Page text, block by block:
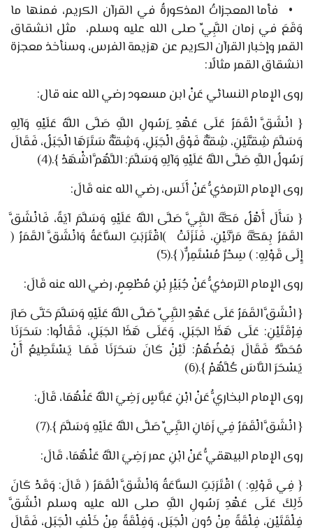
•
فأما المعجزاتُ المذكورةُ في القرآن الكريم، فمنها ما
وَقَعَ في زمان النَّبِيِّ صلى الله عليه وسلم، مثل انشقاق
القمر وإخبار القرآن الكريم عن هزيمة الفرس، وسنأخذ معجزة
انشقاق القمر مثالًا:
روى الإمام النسائي عَنْ ابن مسعودرضي الله عنه قال:
{ انْشَقَّ الْقَمَرُ عَلَى عَهْدِ ِرَسُولِ اللَّهِ صَلَّى اللَّهُ عَلَيْهِ وَآلِهِ
وَسَلَّمَ شِقَّتَيْنِ، شِقَّةٌ فَوْقَ الْجَبَلِ، وَشِقَّةٌ سَتَرَهَا الْجَبَلُ، فَقَالَ
رَسُولُ اللَّهِ صَلَّى اللَّهُ عَلَيْهِ وَآلِهِ وَسَلَّمَ: اللَّهُمَّ اشْهَدْ }
.
(4)
روى الإمام الترمذيُّ عَنْ أَنَس، رضي الله عنه قَالَ:
{ سَأَلَ أَهْلُ مَكَّةَ النَّبِيَّ صَلَّى اللَّهُ عَلَيْهِ وَسَلَّمَ آيَةً، فَانْشَقَّ
القَمَرُ بِمَكَّةَ مَرَّتَيْنِ، فَنَزَلَتْ )اقْتَرَبَتِ السَّاعَةُ وَانْشَقَّ القَمَرُ (
إِلَى قَوْلِهِ:) سِحْرٌ مُسْتَمِرٌّ(
}
.
(5)
روى الإمام الترمذيُّ عَنْ جُبَيْرِ بْنِ مُطْعِمٍ، رضي الله عنه قَالَ:
{انْشَقَّ القَمَرُ عَلَى عَهْدِ النَّبِيِّ صَلَّى اللَّهُ عَلَيْهِ وَسَلَّمَ حَتَّى صَارَ
فِرْقَتَيْنِ: عَلَى هَذَا الجَبَلِ، وَعَلَى هَذَا الجَبَلِ، فَقَالُوا: سَحَرَنَا
مُحَمَّدٌ فَقَالَ بَعْضُهُمْ: لَئِنْ كَانَ سَحَرَنَا فَمَـا يَسْتَطِيعُ أَنْ
يَسْحَرَ النَّاسَ كُلَّهُمْ }
.
(6)
روى الإمام البخاريُّ عَنْابْنِ عَبَّاسٍ رَضِيَ اللَّهُ عَنْهُمَا، قَالَ:
{انْشَقَّ الْقَمَرُ فِي زَمَانِ النَّبِيِّ صَلَّى اللَّهُ عَلَيْهِ وَسَلَّمَ }
.
(7)
روى الإمام البيهقيُّ عَنْابْنِ عمر رَضِيَ اللَّهُ عَنْهُمَا، قَالَ:
{ فِي قَوْلِهِ:) اقْتَرَبَتِ السَّاعَةُ وَانْشَقَّ الْقَمَرُ (قَالَ: وَقَدْ كَانَ
ذَلِكَ عَلَى عَهْدِ رَسُولِ اللَّهِ صلى الله عليه وسلم انْشَقَّ
فِلْقَتَيْنِ، فِلْقَةً مِنْ دُونِ الْجَبَلِ، وَفِلْقَةً مِنْ خَلْفِ الْجَبَلِ، فَقَالَ